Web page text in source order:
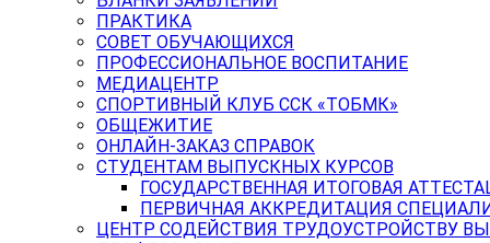
ПРАКТИКА
СОВЕТ ОБУЧАЮЩИХСЯ
ПРОФЕССИОНАЛЬНОЕ ВОСПИТАНИЕ
МЕДИАЦЕНТР
СПОРТИВНЫЙ КЛУБ ССК «ТОБМК»
ОБЩЕЖИТИЕ
ОНЛАЙН-ЗАКАЗ СПРАВОК
СТУДЕНТАМ ВЫПУСКНЫХ КУРСОВ
ГОСУДАРСТВЕННАЯ ИТОГОВАЯ
ПЕРВИЧНАЯ АККРЕДИТАЦИЯ
ЦЕНТР СОДЕЙСТВИЯ ТРУДОУСТРОЙСТВУ